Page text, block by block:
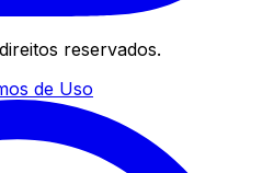
reservados.
de Uso